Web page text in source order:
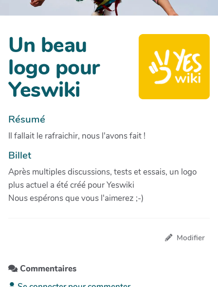
Un beau
logo pour
Yeswiki
Résumé
Il fallait le rafraichir, nous l'avons fait !
Billet
Après multiples discussions, tests et essais, un logo
plus actuel a été créé pour Yeswiki
Nous espérons que vous l'aimerez ;-)
Modifier
Commentaires